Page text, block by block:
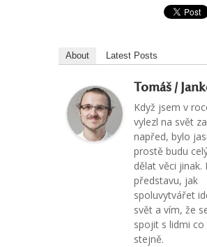
About Latest Posts
Tomáš /
Když jsem v
vylezl na svět
napřed, bylo
prostě budu
dělat věci jinak.
představu, jak
spoluvytvářet
svět a vím, že
spojit s lidmi
stejně.